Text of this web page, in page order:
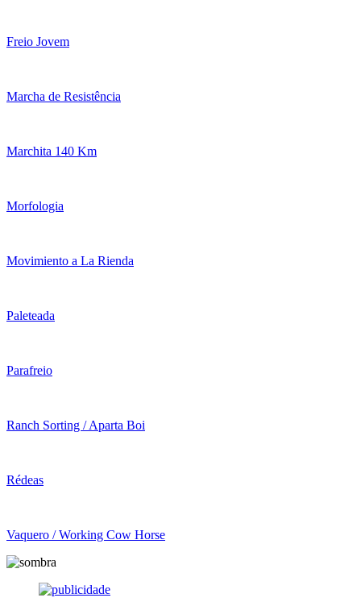
Freio Jovem
Marcha de Resistência
Marchita 140 Km
Morfologia
Movimiento a La Rienda
Paleteada
Parafreio
Ranch Sorting / Aparta Boi
Rédeas
Vaquero / Working Cow Horse